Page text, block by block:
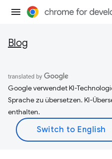
Blog
Google verwendet KI-
Sprache zu übersetzen. KI-
enthalten.